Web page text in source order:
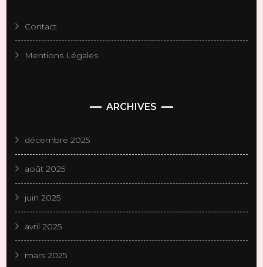
Contact
Mentions Légales
ARCHIVES
décembre 2025
août 2025
juin 2025
avril 2025
mars 2025